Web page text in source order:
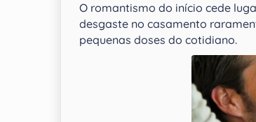
O romantismo do início cede
desgaste no casamento
pequenas doses do cotidiano.